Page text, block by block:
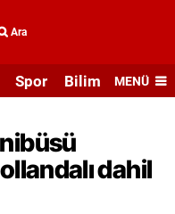
Ara
Spor Bilim veMENÜ
dahil